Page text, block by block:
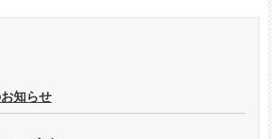
お知らせ